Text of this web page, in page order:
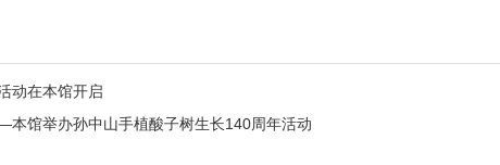
动在本馆开启
馆举办孙中山手植酸子树生长140周年活动